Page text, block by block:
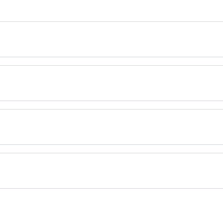
Fierce Flick Felt
Fierce Flick Felt pozwala stworzyć perfekcyjne kocie oko i
przez cały dzień.
PROPANEDIOL, STYRENE/ACRYLATES/AMMONIUM
ETHYLHEXYLGLYCERIN, SODIUM LAURETH-12
15850, CI 77266.